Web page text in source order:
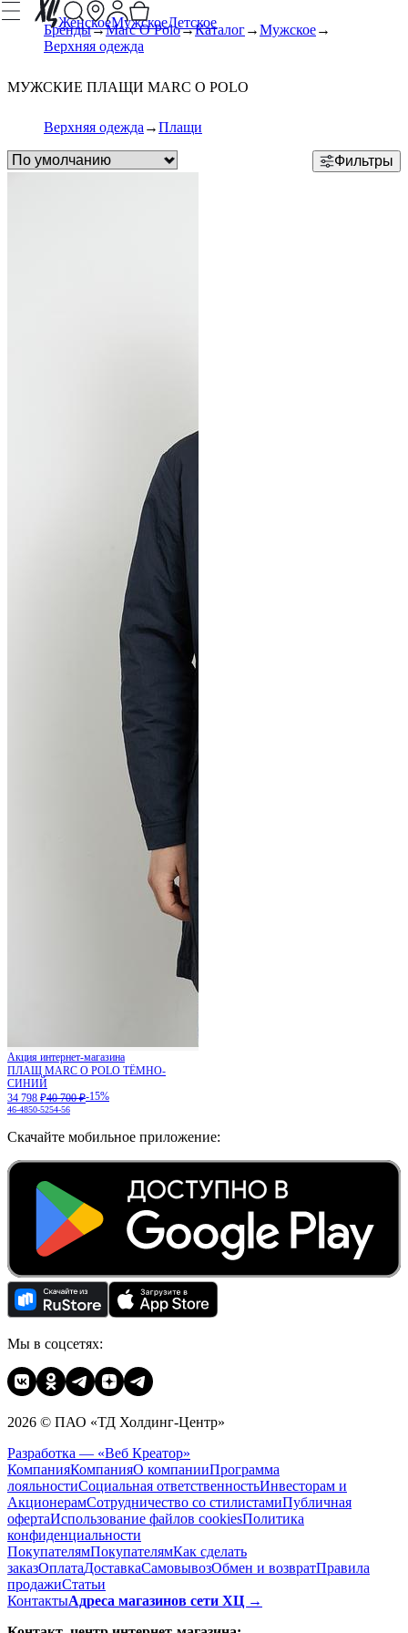
ЖенскоеМужскоеДетское
Бренды Marc O Polo Каталог
Мужское
Верхняя одежда
МУЖСКИЕ ПЛАЩИ MARC O POLO
Верхняя одежда Плащи
Фильтры
Акция интернет-магазина
ПЛАЩ MARC O POLO ТЁМНО-
СИНИЙ
34 798 ₽40 700 ₽-15%
46-4850-5254-56
Скачайте мобильное приложение:
Мы в соцсетях:
2026 © ПАО «ТД Холдинг-Центр»
Разработка — «Веб Креатор»
КомпанияКомпанияО компанииПрограмма
лояльностиСоциальная ответственностьИнвесторам и
АкционерамСотрудничество со стилистамиПубличная
офертаИспользование файлов cookiesПолитика
конфиденциальности
ПокупателямПокупателямКак сделать
заказОплатаДоставкаCамовывозОбмен и возвратПравила
продажиСтатьи
КонтактыАдреса магазинов сети ХЦ →